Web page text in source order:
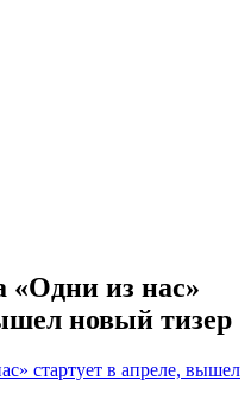
«Одни из нас»
новый тизер
стартует в апреле, вышел